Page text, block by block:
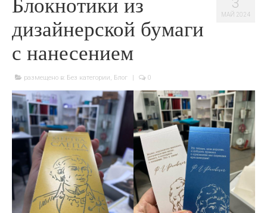
МАЙ 2024
Блокнотики из
дизайнерской бумаги
с нанесением
размещено в: Без категории, Блог 0